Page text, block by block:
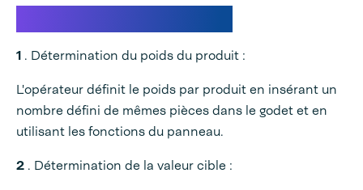
1 . Détermination du poids du produit :
L'opérateur définit le poids par produit en insérant un
nombre défini de mêmes pièces dans le godet et en
utilisant les fonctions du panneau.
2 . Détermination de la valeur cible :